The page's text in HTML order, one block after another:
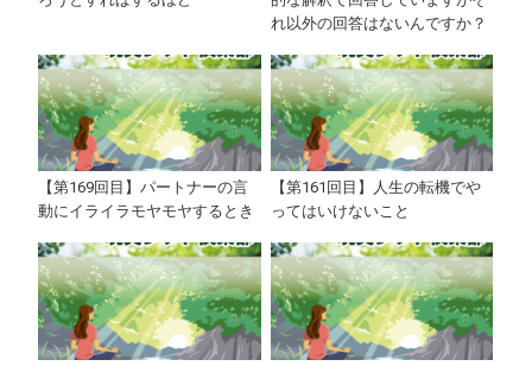
れ以外の回答はないんですか？
【第169回目】パートナーの言
動にイライラモヤモヤするとき
【第161回目】人生の転機でや
ってはいけないこと